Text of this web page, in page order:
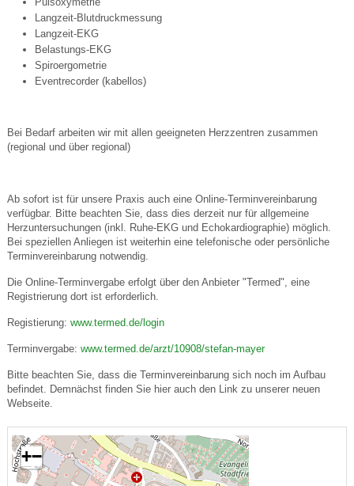
Langzeit-Blutdruckmessung
Langzeit-EKG
Belastungs-EKG
Spiroergometrie
Eventrecorder (kabellos)
Bei Bedarf arbeiten wir mit allen geeigneten Herzzentren zusammen
(regional und über regional)
Ab sofort ist für unsere Praxis auch eine Online-Terminvereinbarung
verfügbar. Bitte beachten Sie, dass dies derzeit nur für allgemeine
Herzuntersuchungen (inkl. Ruhe-EKG und Echokardiographie) möglich.
Bei speziellen Anliegen ist weiterhin eine telefonische oder persönliche
Terminvereinbarung notwendig.
Die Online-Terminvergabe erfolgt über den Anbieter "Termed", eine
Registrierung dort ist erforderlich.
Registierung: www.termed.de/login
Terminvergabe: www.termed.de/arzt/10908/stefan-mayer
Bitte beachten Sie, dass die Terminvereinbarung sich noch im Aufbau
befindet. Demnächst finden Sie hier auch den Link zu unserer neuen
Webseite.
+−